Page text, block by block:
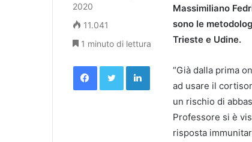
Massimiliano
sono le
Trieste e Udine.
“Già dalla prima
ad usare il
un rischio di
Professore si è
risposta
2020
11.041
1 minuto di lettura
Facebook Twitter LinkedIn